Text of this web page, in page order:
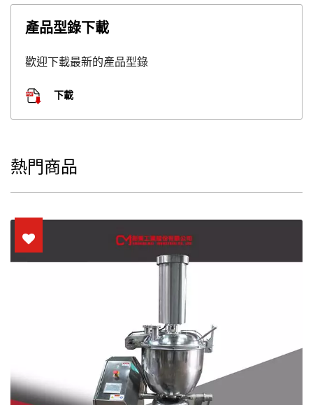
產品型錄下載
歡迎下載最新的產品型錄
下載
熱門商品